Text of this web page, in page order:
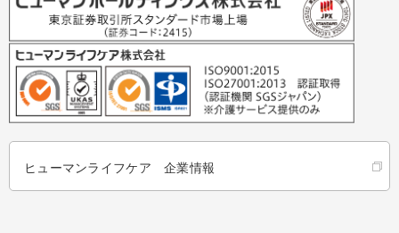
ヒューマンライフケア 企業情報